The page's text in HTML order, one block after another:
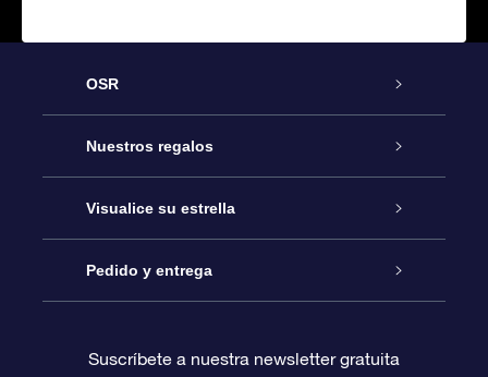
OSR
Atención
Contáctanos
Blog
Nuestros regalos
Regalo Estrella Online
Paquete de Regalo OSR
Visualice su estrella
Registro estelar
Pedido y entrega
Suscríbete a nuestra newsletter gratuita